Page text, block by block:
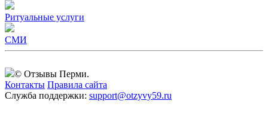
Ритуальные услуги
СМИ
© Отзывы Перми.
Контакты Правила сайта
Служба поддержки: support@otzyvy59.ru